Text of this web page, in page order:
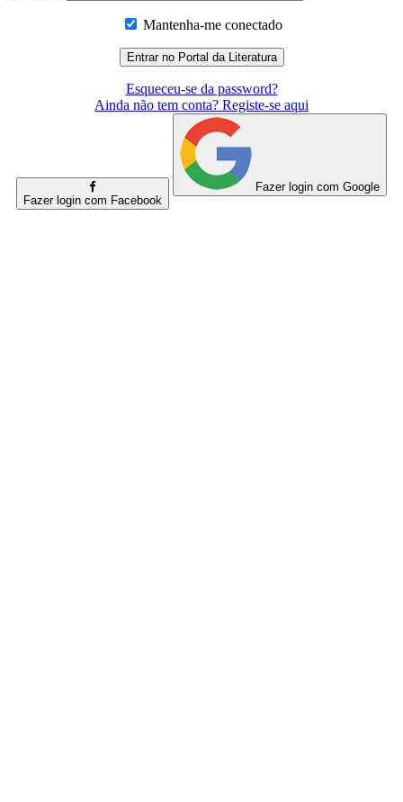
Mantenha-me conectado
Esqueceu-se da password?
Ainda não tem conta? Registe-se aqui
Fazer login com Facebook
Fazer login com Google